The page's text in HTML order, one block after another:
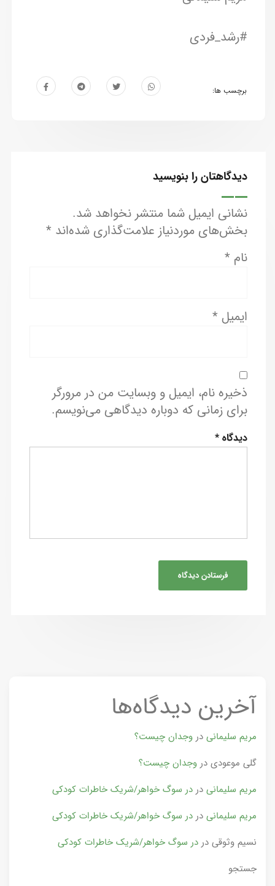
#رشد_فردی
برچسب ها:
دیدگاهتان را بنویسید
نشانی ایمیل شما منتشر نخواهد شد.
بخش‌های موردنیاز علامت‌گذاری شده‌اند *
نام *
ایمیل *
ذخیره نام، ایمیل و وبسایت من در مرورگر
برای زمانی که دوباره دیدگاهی می‌نویسم.
دیدگاه*
آخرین دیدگاه‌ها
مریم سلیمانی در وجدان چیست؟
گلی موعودی در وجدان چیست؟
مریم سلیمانی در در سوگ خواهر/شریک خاطرات کودکی
مریم سلیمانی در در سوگ خواهر/شریک خاطرات کودکی
نسیم وثوقی در در سوگ خواهر/شریک خاطرات کودکی
جستجو